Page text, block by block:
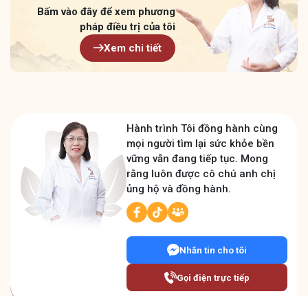
Bấm vào đây để xem phương
pháp điều trị của tôi
Xem chi tiết
Hành trình Tôi đồng hành cùng
mọi người tìm lại sức khỏe bền
vững vẫn đang tiếp tục. Mong
rằng luôn được cô chú anh chị
ủng hộ và đồng hành.
Nhắn tin cho tôi
Gọi điện trực tiếp